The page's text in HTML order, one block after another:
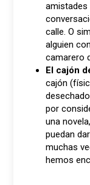
calle. O
alguien
camarero
El cajón
cajón
por
una
puedan
muchas
hemos